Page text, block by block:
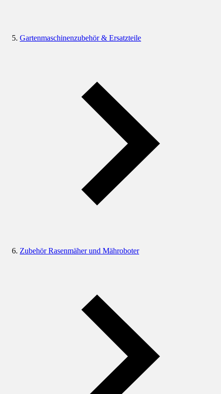
Gartenmaschinenzubehör & Ersatzteile
Zubehör Rasenmäher und Mähroboter